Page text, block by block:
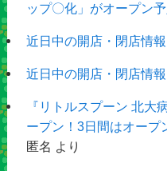
ップ〇化」がオープン
近日中の開店・閉店情報
近日中の開店・閉店情報
『リトルスプーン 北大
ープン！3日間はオープ
匿名 より